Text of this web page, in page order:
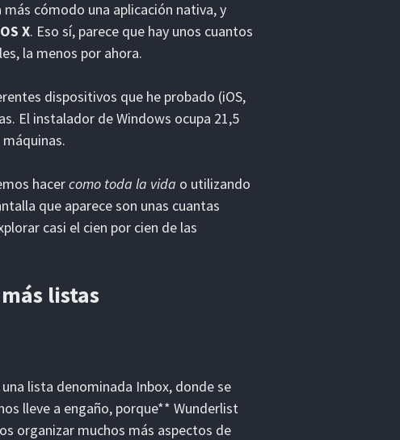
cómodo una aplicación nativa, y
X. Eso sí, parece que hay unos cuantos
la menos por ahora.
dispositivos que he probado (iOS,
El instalador de Windows ocupa 21,5
hacercomo toda la vida o utilizando
que aparece son unas cuantas
casi el cien por cien de las
listas
lista denominada Inbox, donde se
lleve a engaño, porque** Wunderlist
organizar muchos más aspectos de